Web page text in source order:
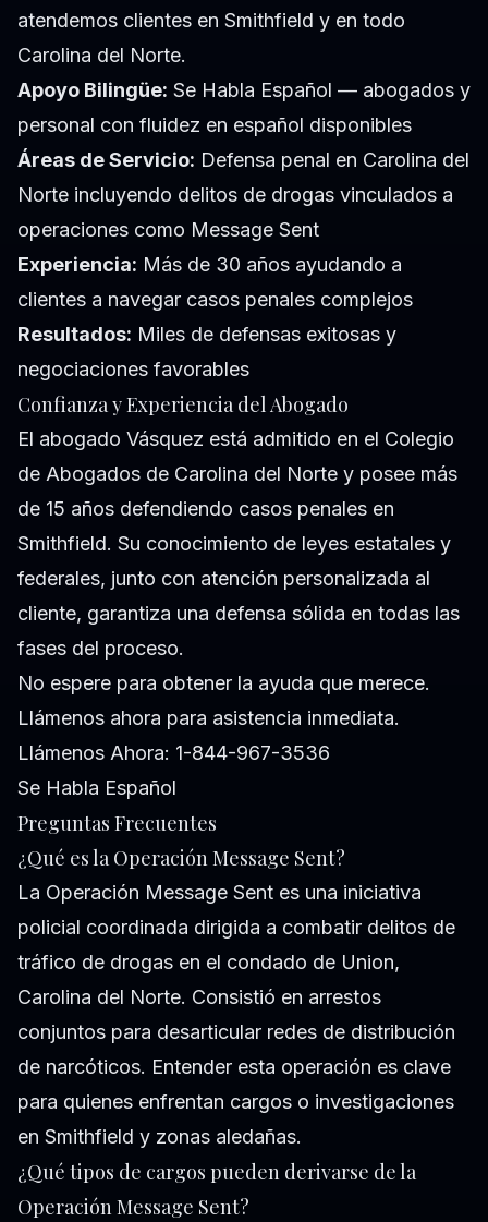
atendemos clientes en Smithfield y en todo
Carolina del Norte.
Apoyo Bilingüe: Se Habla Español — abogados y
personal con fluidez en español disponibles
Áreas de Servicio: Defensa penal en Carolina del
Norte incluyendo delitos de drogas vinculados a
operaciones como Message Sent
Experiencia: Más de 30 años ayudando a
clientes a navegar casos penales complejos
Resultados: Miles de defensas exitosas y
negociaciones favorables
Confianza y Experiencia del Abogado
El abogado Vásquez está admitido en el Colegio
de Abogados de Carolina del Norte y posee más
de 15 años defendiendo casos penales en
Smithfield. Su conocimiento de leyes estatales y
federales, junto con atención personalizada al
cliente, garantiza una defensa sólida en todas las
fases del proceso.
No espere para obtener la ayuda que merece.
Llámenos ahora para asistencia inmediata.
Llámenos Ahora: 1-844-967-3536
Se Habla Español
Preguntas Frecuentes
¿Qué es la Operación Message Sent?
La Operación Message Sent es una iniciativa
policial coordinada dirigida a combatir delitos de
tráfico de drogas en el condado de Union,
Carolina del Norte. Consistió en arrestos
conjuntos para desarticular redes de distribución
de narcóticos. Entender esta operación es clave
para quienes enfrentan cargos o investigaciones
en Smithfield y zonas aledañas.
¿Qué tipos de cargos pueden derivarse de la
Operación Message Sent?